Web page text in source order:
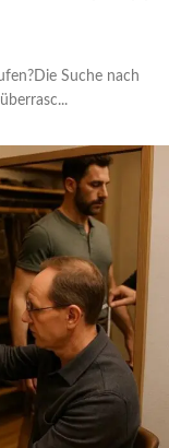
Suche nach